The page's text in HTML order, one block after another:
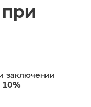
заключении
10%